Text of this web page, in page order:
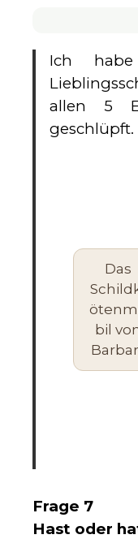
Ich
allen 5
geschlüpft.
Das
bil
Frage 7
Hast oder